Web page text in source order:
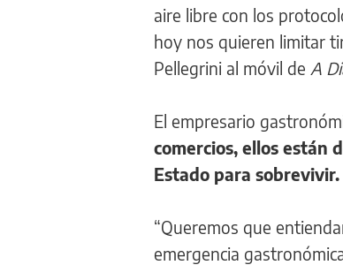
aire libre con los
hoy nos quieren limitar
Pellegrini al móvil de A
El empresario
comercios, ellos están
Estado para sobrevivir.
“Queremos que
emergencia